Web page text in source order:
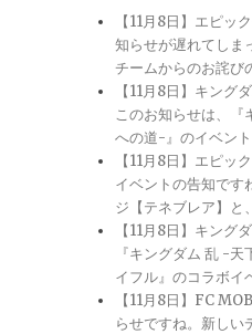
【11月8日】エピッ
知らせが遅れてしま
チームからのお詫び
【11月8日】キング
このお知らせは、『
への道-』のイベン
【11月8日】エピッ
イベントの告知です
ジ【テネブレア】と
【11月8日】キング
『キングダム 乱 -
イフル』のコラボイ
【11月8日】FC
らせですね。新しい